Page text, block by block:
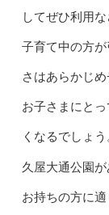
してぜひ利用な
子育て中の方
さはあらかじ
お子さまにと
くなるでしょう
久屋大通公園が
お持ちの方に適